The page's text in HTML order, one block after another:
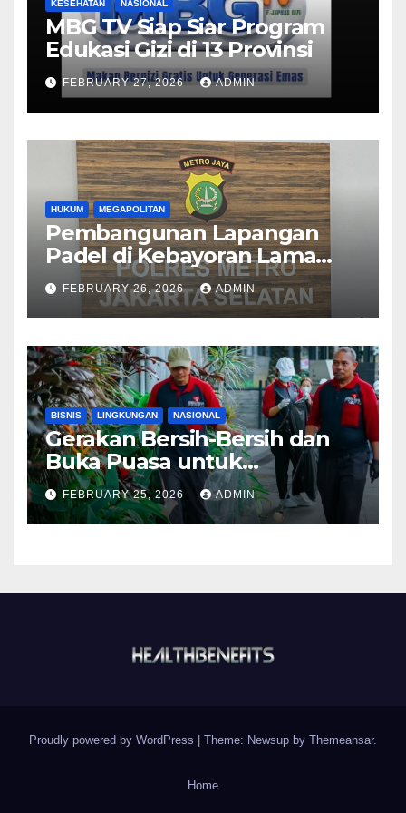
KESEHATAN NASIONAL
MBG TV Siap Siar Program
Edukasi Gizi di 13 Provinsi
FEBRUARY 27, 2026 ADMIN
HUKUM MEGAPOLITAN
Pembangunan Lapangan
Padel di Kebayoran Lama
Diselidiki Polisi
FEBRUARY 26, 2026 ADMIN
BISNIS LINGKUNGAN NASIONAL
Gerakan Bersih-Bersih dan
Buka Puasa untuk
Lingkungan ASRI
FEBRUARY 25, 2026 ADMIN
Proudly powered by WordPress Theme: Newsup by Themeansar.
Home